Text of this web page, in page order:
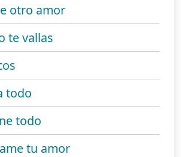
otro amor
te vallas
todo
todo
tu amor